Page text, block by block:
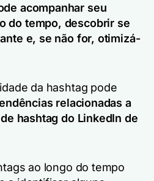
acompanhar seu
do tempo, descobrir se
e, se não for, otimizá-
da hashtag pode
relacionadas a
hashtag do LinkedIn de
ao longo do tempo